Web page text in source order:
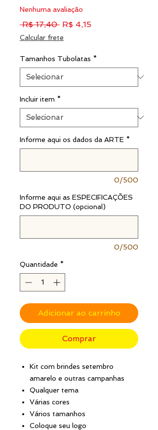
Nenhuma avaliação
R$ 17,40 Preço
R$ 4,15Preço
Calcular frete
Tamanhos Tubolatas *
Incluir item *
Informe aqui os dados da ARTE *
0/500
Informe aqui as ESPECIFICAÇÕES
DO PRODUTO (opcional)
0/500
Quantidade *
Adicionar ao carrinho
Comprar
Kit com brindes setembro
amarelo e outras campanhas
Qualquer tema
Várias cores
Vários tamanhos
Coloque seu logo